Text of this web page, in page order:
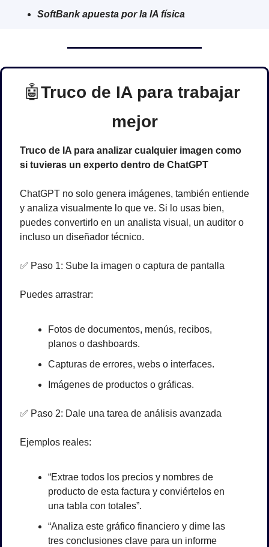
SoftBank apuesta por la IA física
🤖Truco de IA para trabajar
mejor
Truco de IA para analizar cualquier imagen como
si tuvieras un experto dentro de ChatGPT
ChatGPT no solo genera imágenes, también entiende
y analiza visualmente lo que ve. Si lo usas bien,
puedes convertirlo en un analista visual, un auditor o
incluso un diseñador técnico.
✅ Paso 1: Sube la imagen o captura de pantalla
Puedes arrastrar:
Fotos de documentos, menús, recibos,
planos o dashboards.
Capturas de errores, webs o interfaces.
Imágenes de productos o gráficas.
✅ Paso 2: Dale una tarea de análisis avanzada
Ejemplos reales:
“Extrae todos los precios y nombres de
producto de esta factura y conviértelos en
una tabla con totales”.
“Analiza este gráfico financiero y dime las
tres conclusiones clave para un informe